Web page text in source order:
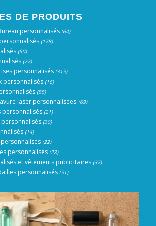
DE PRODUITS
personnalisés (64)
(178)
(50)
(22)
personnalisés (315)
personnalisés (16)
(55)
laser personnalisées (69)
personnalisés (21)
(30)
(14)
(22)
personnalisés (28)
et vêtements publicitaires (37)
personnalisés (51)